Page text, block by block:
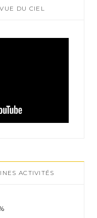
DU CIEL
ACTIVITÉS